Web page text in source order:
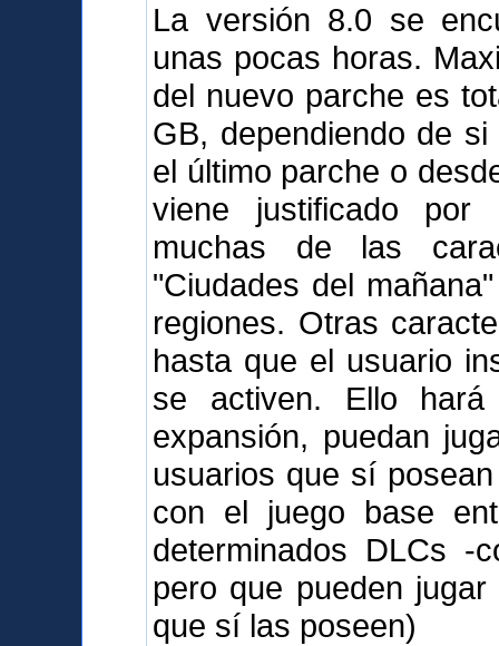
La versión 8.0 se
unas pocas horas.
del nuevo parche es
GB, dependiendo de
el último parche o
viene justificado
muchas de las
"Ciudades del
regiones. Otras
hasta que el usuario
se activen. Ello
expansión, puedan
usuarios que sí
con el juego base
determinados DLCs -
pero que pueden
que sí las poseen)